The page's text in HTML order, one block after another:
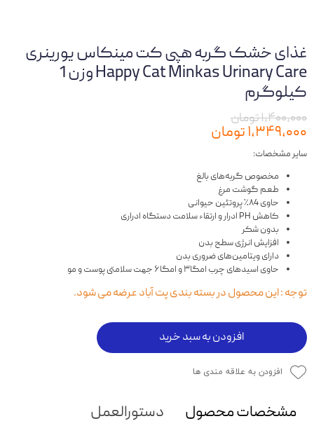
غذای خشک گربه هپی کت مینکاس یورینری
Happy Cat Minkas Urinary Care وزن 1
کیلوگرم
۱,۴۰۰,۰۰۰ تومان
۱,۳۴۹,۰۰۰ تومان
سایر مشخصات:
مخصوص گربه‌های بالغ
طعم گوشت مرغ
حاوی ۸4٪ پروتئین حیوانی
کاهش PH ادرار و ارتقاء سلامت دستگاه ادراری
بدون شکر
افزایش انرژی سطح بدن
دارای ویتامین‌های ضروری بدن
حاوی اسیدهای چرب امگا۳ و امگا۶ جهت سلامتی پوست و مو
توجه : این محصول در بسته بندی پت آباد عرضه می شود.
افزودن به سبد خرید
افزودن به علاقه مندی ها
مشخصات محصول
دستورالعمل